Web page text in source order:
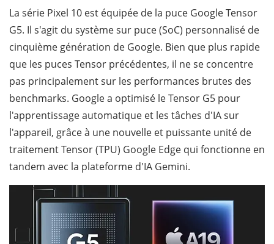
La série Pixel 10 est équipée de la puce Google Tensor
G5. Il s'agit du système sur puce (SoC) personnalisé de
cinquième génération de Google. Bien que plus rapide
que les puces Tensor précédentes, il ne se concentre
pas principalement sur les performances brutes des
benchmarks. Google a optimisé le Tensor G5 pour
l'apprentissage automatique et les tâches d'IA sur
l'appareil, grâce à une nouvelle et puissante unité de
traitement Tensor (TPU) Google Edge qui fonctionne en
tandem avec la plateforme d'IA Gemini.